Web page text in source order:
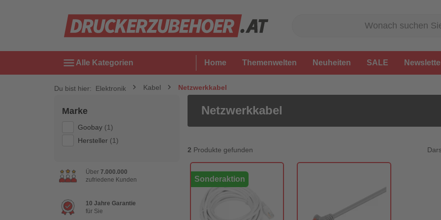
menu Alle Kategorien Home Themenwelten Neuheiten SALE
Du bist hier: Elektronik Kabel Netzwerkkabel
Netzwerkkabel
Marke
Goobay (1)
Hersteller (1)
Über 7.000.000
zufriedene Kunden
10 Jahre Garantie
für Sie
2 Produkte gefunden
Sonderaktion